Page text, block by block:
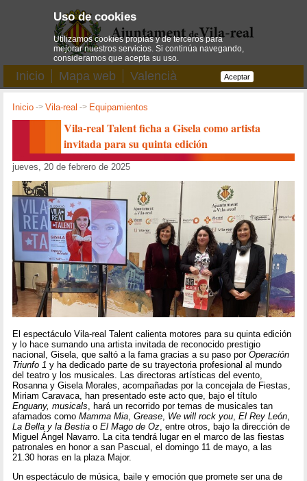
Inicio Mapa web Valencià
Inicio ->Vila-real -> Equipamientos
Vila-real Talent ficha a Gisela como artista
invitada para su quinta edición
jueves, 20 de febrero de 2025
El espectáculo Vila-real Talent calienta motores para su quinta edición
y lo hace sumando una artista invitada de reconocido prestigio
nacional, Gisela, que saltó a la fama gracias a su paso porOperación
Triunfo 1 y ha dedicado parte de su trayectoria profesional al mundo
del teatro y los musicales. Las directoras artísticas del evento,
Rosanna y Gisela Morales, acompañadas por la concejala de Fiestas,
Miriam Caravaca, han presentado este acto que, bajo el título
Enguany, musicals , hará un recorrido por temas de musicales tan
afamados como Mamma Mia ,Grease We will rock you ,El Rey León
La Bella y la Bestia oEl Mago de Oz , entre otros, bajo la dirección de
Miguel Ángel Navarro. La cita tendrá lugar en el marco de las fiestas
patronales en honor a san Pascual, el domingo 11 de mayo, a las
21.30 horas en la plaza Major.
Un espectáculo de música, baile y emoción que promete ser una de
Uso de cookies
Utilizamos cookies propias y de terceros para
mejorar nuestros servicios. Si continúa navegando,
consideramos que acepta su uso.
Aceptar